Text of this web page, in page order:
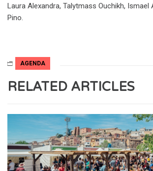
Laura Alexandra, Talytmass Ouchikh, Ismael
Pino.
AGENDA
RELATED ARTICLES